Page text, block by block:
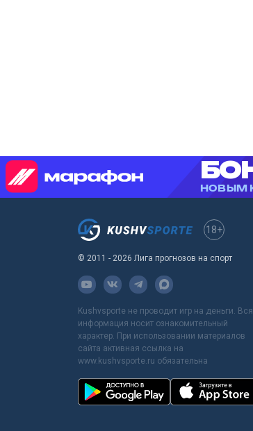
18+
© 2011 - 2026 Лига прогнозов на спорт
Kushvsporte не проводит игр на деньги. Вся
информация носит ознакомительный
характер. При использовании материалов
сайта активная ссылка на
www.kushvsporte.ru обязательна